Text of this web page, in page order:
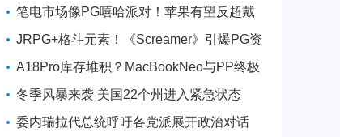
旗舰性能升级
笔电市场像PG嘻哈派对！苹果有望反超戴
尔进前三
JRPG+格斗元素！《Screamer》引爆PG资
讯手游新焦点
A18Pro库存堆积？MacBookNeo与PP终极
火焰狂潮意外同框
冬季风暴来袭 美国22个州进入紧急状态
委内瑞拉代总统呼吁各党派展开政治对话